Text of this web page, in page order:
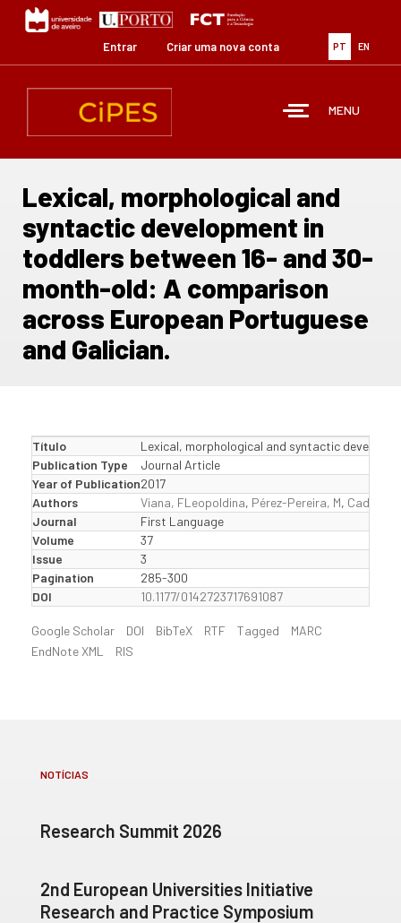
Passar
para
conteúdo
PT EN
Entrar Criar uma nova conta
MENU
Lexical, morphological and
syntactic development in
toddlers between 16- and 30-
month-old: A comparison
across European Portuguese
and Galician.
Título
Lexical, morphological and syntactic
Publication Type
Journal Article
Year of Publication2017
Authors
Viana, FLeopoldina, Pérez-Pereira, M, Cadime, I
Journal
First Language
Volume
37
Issue
3
Pagination
285-300
DOI
10.1177/0142723717691087
Google Scholar DOI BibTeX RTF Tagged
MARC
EndNote XML
RIS
NOTÍCIAS
Research Summit 2026
2nd European Universities Initiative
Research and Practice Symposium